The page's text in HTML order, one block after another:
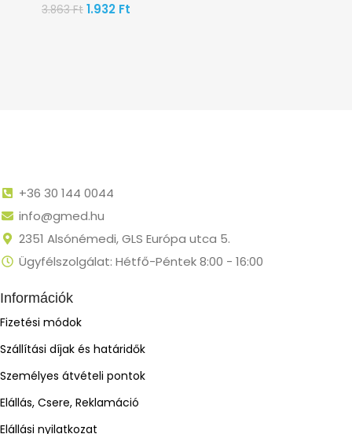
3.863Ft 1.932 Ft
+36 30 144 0044
info@gmed.hu
2351 Alsónémedi, GLS Európa utca 5.
Ügyfélszolgálat: Hétfő-Péntek 8:00 - 16:00
Információk
Fizetési módok
Szállítási díjak és határidők
Személyes átvételi pontok
Elállás, Csere, Reklamáció
Elállási nyilatkozat